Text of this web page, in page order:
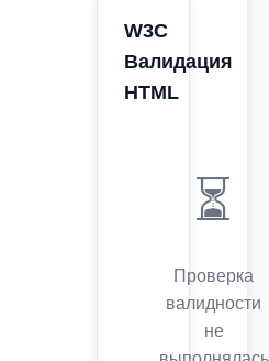
W3C
Валидация
HTML
⏳
Проверка
валидности
не